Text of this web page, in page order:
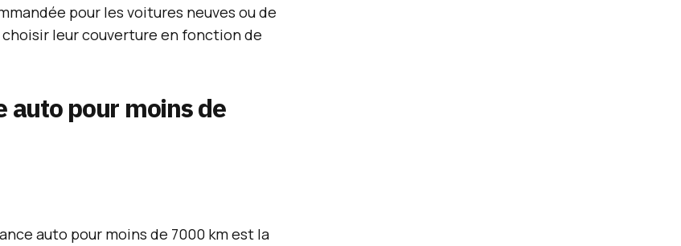
pour les voitures neuves ou de
leur couverture en fonction de
auto pour moins de
auto pour moins de 7000 km est la